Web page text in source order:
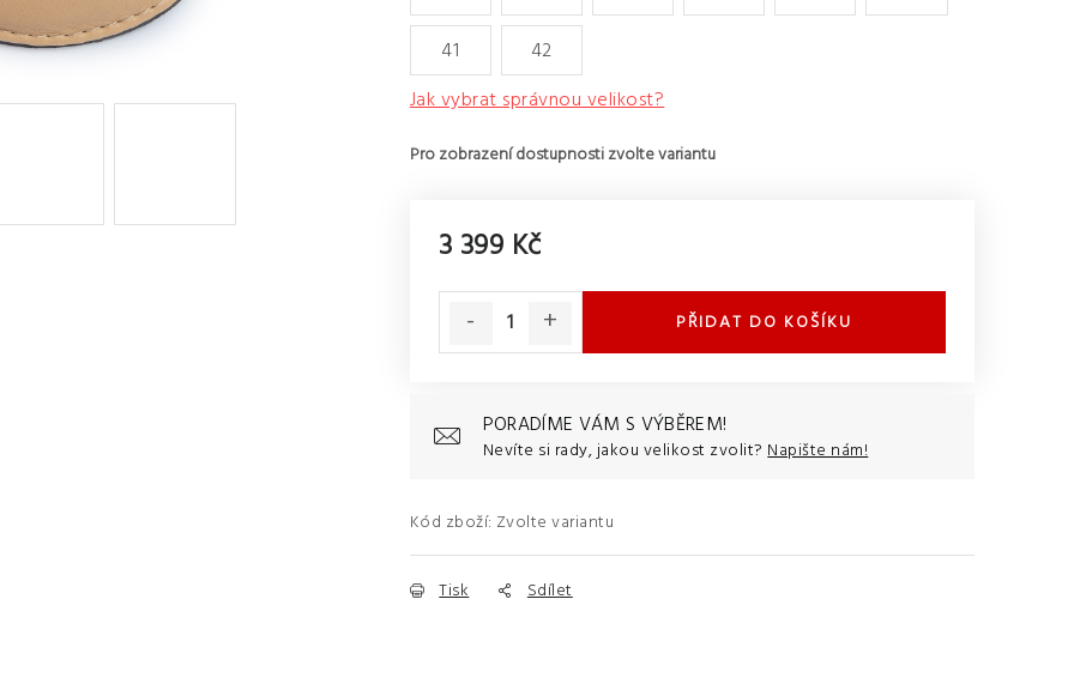
41
42
Jak vybrat správnou velikost?
3 399 Kč
PŘIDAT DO KOŠÍKU
PORADÍME VÁM S VÝBĚREM!
Nevíte si rady, jakou velikost zvolit? Napište nám!
Kód zboží: Zvolte variantu
Tisk Sdílet